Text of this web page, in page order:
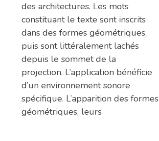
des architectures. Les mots
constituant le texte sont inscrits
dans des formes géométriques,
puis sont littéralement lachés
depuis le sommet de la
projection. L’application bénéficie
d’un environnement sonore
spécifique. L’apparition des formes
géométriques, leurs